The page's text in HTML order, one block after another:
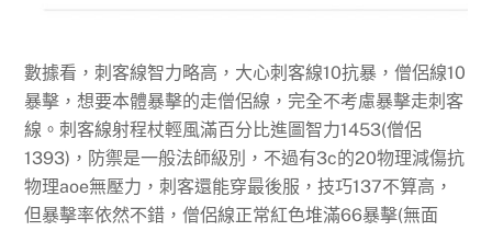
數據看，刺客線智力略高，大心刺客線10抗暴，僧侶線10
暴擊，想要本體暴擊的走僧侶線，完全不考慮暴擊走刺客
線。刺客線射程杖輕風滿百分比進圖智力1453(僧侶
1393)，防禦是一般法師級別，不過有3c的20物理減傷抗
物理aoe無壓力，刺客還能穿最後服，技巧137不算高，
但暴擊率依然不錯，僧侶線正常紅色堆滿66暴擊(無面